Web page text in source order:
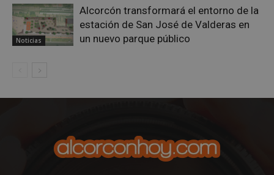
Noticias
Alcorcón transformará el entorno de la
estación de San José de Valderas en
un nuevo parque público